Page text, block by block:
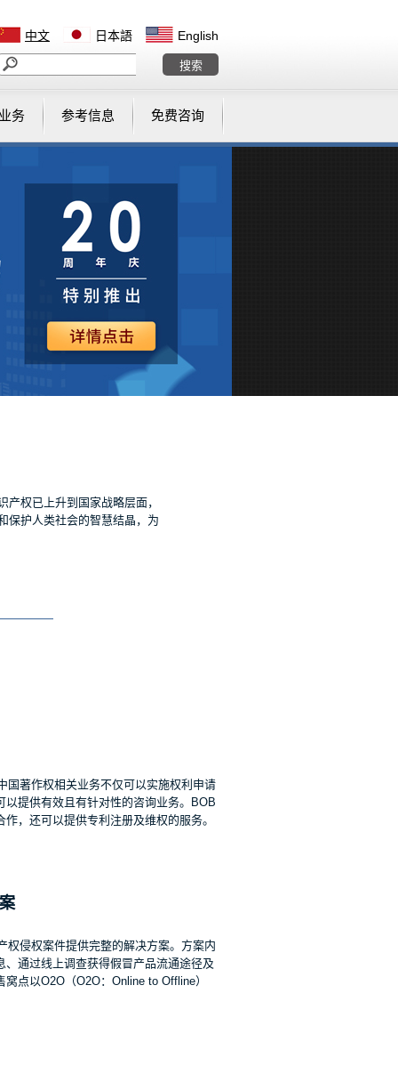
中文 日本語 English
务 参考信息 免费咨询
权已上升到国家战略层面，
保护人类社会的智慧结晶，为
国著作权相关业务不仅可以实施权利申请
提供有效且有针对性的咨询业务。BOB
，还可以提供专利注册及维权的服务。
权侵权案件提供完整的解决方案。方案内
通过线上调查获得假冒产品流通途径及
点以O2O（O2O：Online to Offline）